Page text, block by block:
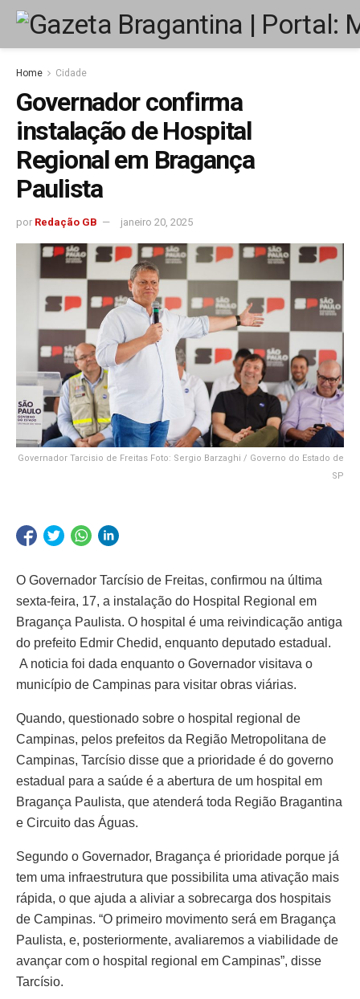
Home Cidade
Governador confirma
instalação de Hospital
Regional em Bragança
Paulista
por Redação GB janeiro 20, 2025
Governador Tarcisio de Freitas Foto: Sergio Barzaghi / Governo do Estado de
SP
O Governador Tarcísio de Freitas, confirmou na última
sexta-feira, 17, a instalação do Hospital Regional em
Bragança Paulista. O hospital é uma reivindicação antiga
do prefeito Edmir Chedid, enquanto deputado estadual.
A noticia foi dada enquanto o Governador visitava o
município de Campinas para visitar obras viárias.
Quando, questionado sobre o hospital regional de
Campinas, pelos prefeitos da Região Metropolitana de
Campinas, Tarcísio disse que a prioridade é do governo
estadual para a saúde é a abertura de um hospital em
Bragança Paulista, que atenderá toda Região Bragantina
e Circuito das Águas.
Segundo o Governador, Bragança é prioridade porque já
tem uma infraestrutura que possibilita uma ativação mais
rápida, o que ajuda a aliviar a sobrecarga dos hospitais
de Campinas. “O primeiro movimento será em Bragança
Paulista, e, posteriormente, avaliaremos a viabilidade de
avançar com o hospital regional em Campinas”, disse
Tarcísio.